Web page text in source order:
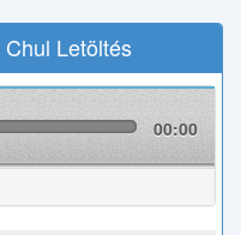
Letöltés
00:00